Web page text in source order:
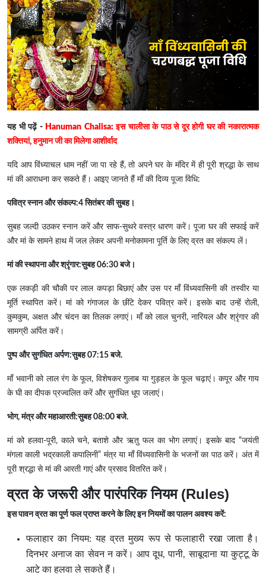
यह भी पढ़ें - Hanuman Chalisa: इस चालीसा के पाठ से दूर होगी घर की नकारात्मक
शक्तियां, हनुमान जी का मिलेगा आशीर्वाद
यदि आप विंध्याचल धाम नहीं जा पा रहे हैं, तो अपने घर के मंदिर में ही पूरी श्रद्धा के साथ
मां की आराधना कर सकते हैं। आइए जानते हैं माँ की दिव्य पूजा विधि:
पवित्र स्नान और संकल्प:4 सितंबर की सुबह।
सुबह जल्दी उठकर स्नान करें और साफ-सुथरे वस्त्र धारण करें। पूजा घर की सफाई करें
और मां के सामने हाथ में जल लेकर अपनी मनोकामना पूर्ति के लिए व्रत का संकल्प लें।
मां की स्थापना और श्रृंगार:सुबह 06:30 बजे।
एक लकड़ी की चौकी पर लाल कपड़ा बिछाएं और उस पर माँ विंध्यवासिनी की तस्वीर या
मूर्ति स्थापित करें। मां को गंगाजल के छींटे देकर पवित्र करें। इसके बाद उन्हें रोली,
कुमकुम, अक्षत और चंदन का तिलक लगाएं। माँ को लाल चुनरी, नारियल और श्रृंगार की
सामग्री अर्पित करें।
पुष्प और सुगंधित अर्पण:सुबह 07:15 बजे.
माँ भवानी को लाल रंग के फूल, विशेषकर गुलाब या गुड़हल के फूल चढ़ाएं। कपूर और गाय
के घी का दीपक प्रज्वलित करें और सुगंधित धूप जलाएं।
भोग, मंत्र और महाआरती:सुबह 08:00 बजे.
मां को हलवा-पूरी, काले चने, बताशे और ऋतु फल का भोग लगाएं। इसके बाद “जयंती
मंगला काली भद्रकाली कपालिनी” मंत्र या माँ विंध्यवासिनी के भजनों का पाठ करें। अंत में
पूरी श्रद्धा से मां की आरती गाएं और प्रसाद वितरित करें।
व्रत के जरूरी और पारंपरिक नियम (Rules)
इस पावन व्रत का पूर्ण फल प्राप्त करने के लिए इन नियमों का पालन अवश्य करें:
फलाहार का नियम: यह व्रत मुख्य रूप से फलाहारी रखा जाता है।
दिनभर अनाज का सेवन न करें। आप दूध, पानी, साबूदाना या कुट्टू के
आटे का हलवा ले सकते हैं।